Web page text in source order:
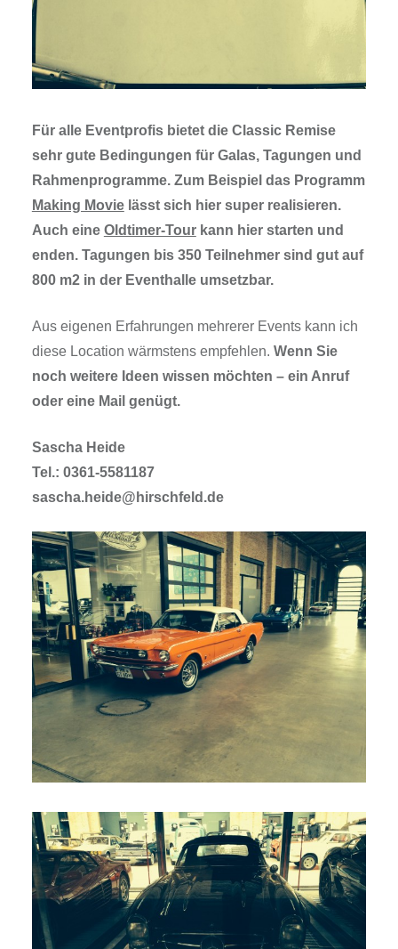
Für alle Eventprofis bietet die Classic Remise
sehr gute Bedingungen für Galas, Tagungen und
Rahmenprogramme. Zum Beispiel das Programm
Making Movielässt sich hier super realisieren.
Auch eine Oldtimer-Tourkann hier starten und
enden. Tagungen bis 350 Teilnehmer sind gut auf
800 m2 in der Eventhalle umsetzbar.
Aus eigenen Erfahrungen mehrerer Events kann ich
diese Location wärmstens empfehlen. Wenn Sie
noch weitere Ideen wissen möchten – ein Anruf
oder eine Mail genügt.
Sascha Heide
Tel.: 0361-5581187
sascha.heide@hirschfeld.de